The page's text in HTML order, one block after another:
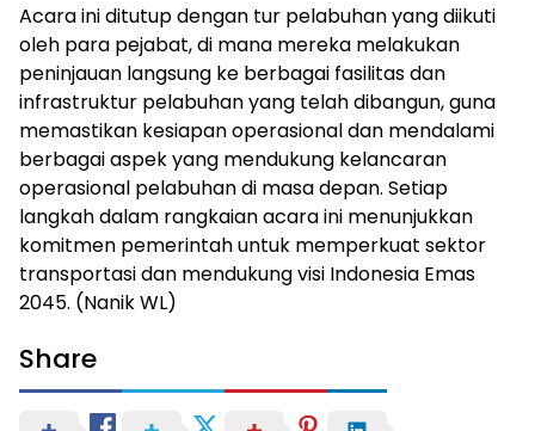
Acara ini ditutup dengan tur pelabuhan yang diikuti
oleh para pejabat, di mana mereka melakukan
peninjauan langsung ke berbagai fasilitas dan
infrastruktur pelabuhan yang telah dibangun, guna
memastikan kesiapan operasional dan mendalami
berbagai aspek yang mendukung kelancaran
operasional pelabuhan di masa depan. Setiap
langkah dalam rangkaian acara ini menunjukkan
komitmen pemerintah untuk memperkuat sektor
transportasi dan mendukung visi Indonesia Emas
2045. (Nanik WL)
Share